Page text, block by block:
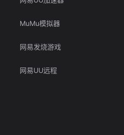
MuMu模拟器
网易发烧游戏
网易UU远程